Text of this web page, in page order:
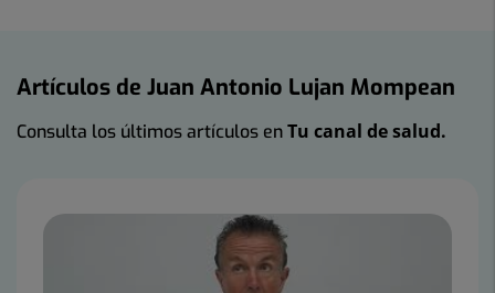
Artículos de Juan Antonio Lujan Mompean
Consulta los últimos artículos enTu canal de salud.